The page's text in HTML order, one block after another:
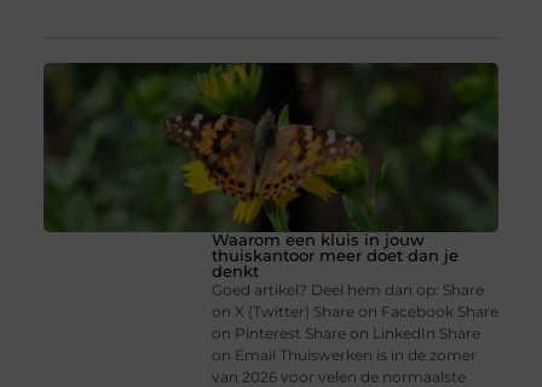
Waarom een kluis in jouw
thuiskantoor meer doet dan je
denkt
Goed artikel? Deel hem dan op: Share
on X (Twitter) Share on Facebook Share
on Pinterest Share on LinkedIn Share
on Email Thuiswerken is in de zomer
van 2026 voor velen de normaalste